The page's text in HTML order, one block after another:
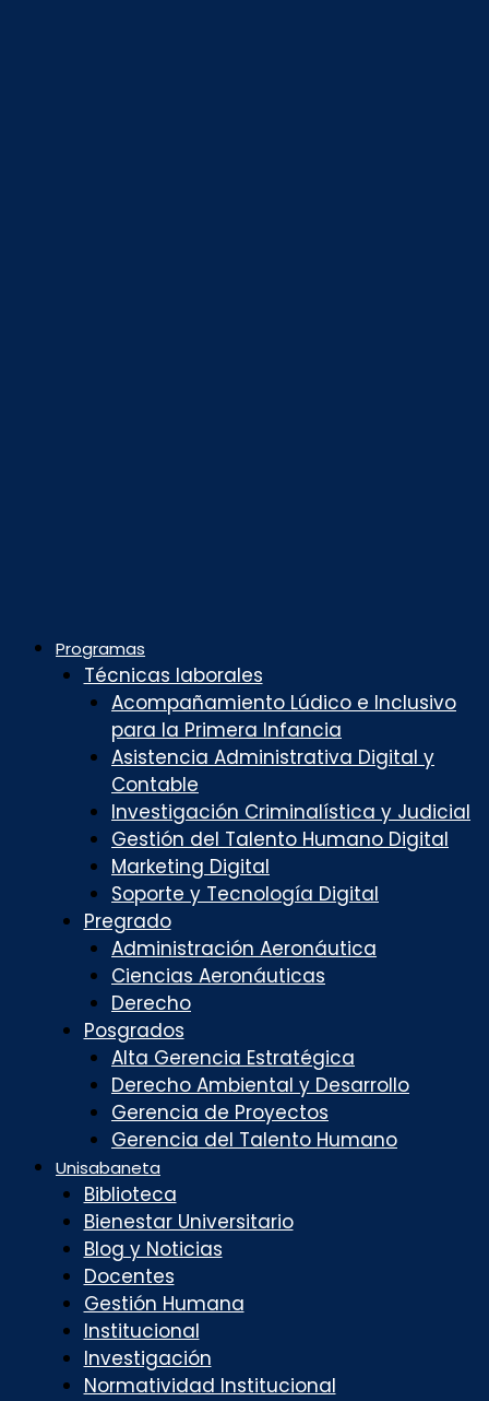
Programas
Técnicas laborales
Acompañamiento Lúdico e Inclusivo
para la Primera Infancia
Asistencia Administrativa Digital y
Contable
Investigación Criminalística y Judicial
Gestión del Talento Humano Digital
Marketing Digital
Soporte y Tecnología Digital
Pregrado
Administración Aeronáutica
Ciencias Aeronáuticas
Derecho
Posgrados
Alta Gerencia Estratégica
Derecho Ambiental y Desarrollo
Gerencia de Proyectos
Gerencia del Talento Humano
Unisabaneta
Biblioteca
Bienestar Universitario
Blog y Noticias
Docentes
Gestión Humana
Institucional
Investigación
Normatividad Institucional